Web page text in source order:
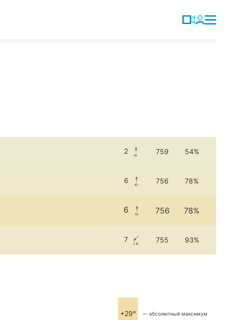
2 759 54%
6 756 78%
6 756 78%
7 755 93%
+29° — абсолютный максимум